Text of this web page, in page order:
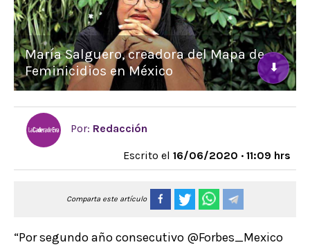
María Salguero, creadora del Mapa de
Feminicidios en México
⬇
Por: Redacción
Escrito el 16/06/2020 · 11:09 hrs
Comparta este artículo
“Por segundo año consecutivo @Forbes_Mexico